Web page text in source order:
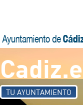
TU AYUNTAMIENTO